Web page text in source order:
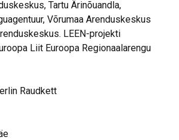
Tartu Ärinõuandla,
Võrumaa Arenduskeskus
LEEN-projekti
Liit Euroopa Regionaalarengu
Raudkett